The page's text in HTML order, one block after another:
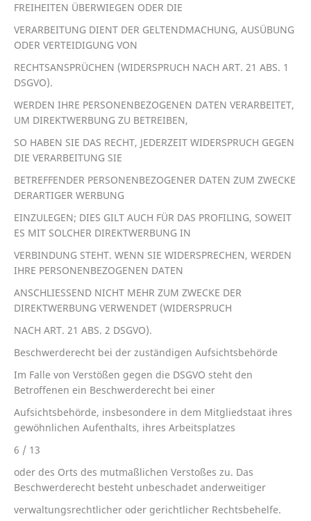
FREIHEITEN ÜBERWIEGEN ODER DIE
VERARBEITUNG DIENT DER GELTENDMACHUNG, AUSÜBUNG
ODER VERTEIDIGUNG VON
RECHTSANSPRÜCHEN (WIDERSPRUCH NACH ART. 21 ABS. 1
DSGVO).
WERDEN IHRE PERSONENBEZOGENEN DATEN VERARBEITET,
UM DIREKTWERBUNG ZU BETREIBEN,
SO HABEN SIE DAS RECHT, JEDERZEIT WIDERSPRUCH GEGEN
DIE VERARBEITUNG SIE
BETREFFENDER PERSONENBEZOGENER DATEN ZUM ZWECKE
DERARTIGER WERBUNG
EINZULEGEN; DIES GILT AUCH FÜR DAS PROFILING, SOWEIT
ES MIT SOLCHER DIREKTWERBUNG IN
VERBINDUNG STEHT. WENN SIE WIDERSPRECHEN, WERDEN
IHRE PERSONENBEZOGENEN DATEN
ANSCHLIESSEND NICHT MEHR ZUM ZWECKE DER
DIREKTWERBUNG VERWENDET (WIDERSPRUCH
NACH ART. 21 ABS. 2 DSGVO).
Beschwerderecht bei der zuständigen Aufsichtsbehörde
Im Falle von Verstößen gegen die DSGVO steht den
Betroffenen ein Beschwerderecht bei einer
Aufsichtsbehörde, insbesondere in dem Mitgliedstaat ihres
gewöhnlichen Aufenthalts, ihres Arbeitsplatzes
6 / 13
oder des Orts des mutmaßlichen Verstoßes zu. Das
Beschwerderecht besteht unbeschadet anderweitiger
verwaltungsrechtlicher oder gerichtlicher Rechtsbehelfe.